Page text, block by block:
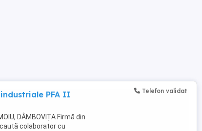
PFA II
DÂMBOVIȚA Firmă din
caută colaborator cu
Telefon validat